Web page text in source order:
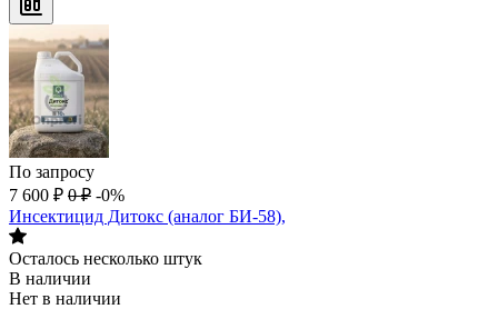
По запросу
7 600 ₽ 0 ₽ -0%
Инсектицид Дитокс (аналог БИ-58),
Осталось несколько штук
В наличии
Нет в наличии